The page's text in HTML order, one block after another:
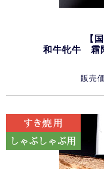
【
和牛牝牛 霜
販売